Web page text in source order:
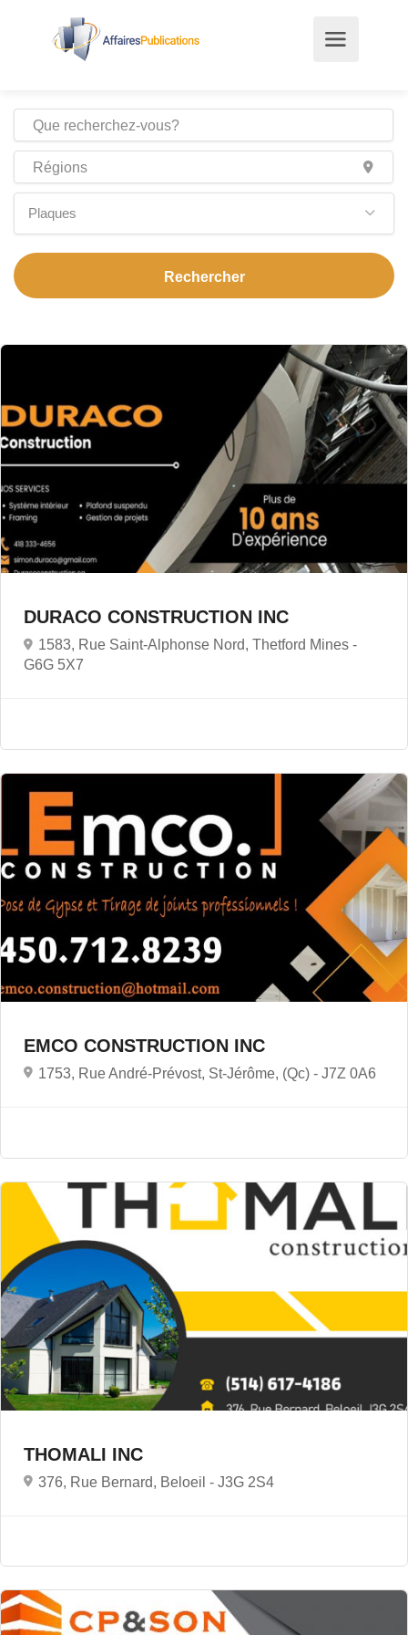
Plaques
DURACO CONSTRUCTION INC
1583, Rue Saint-Alphonse Nord, Thetford Mines -
G6G 5X7
EMCO CONSTRUCTION INC
1753, Rue André-Prévost, St-Jérôme, (Qc) - J7Z 0A6
THOMALI INC
376, Rue Bernard, Beloeil - J3G 2S4